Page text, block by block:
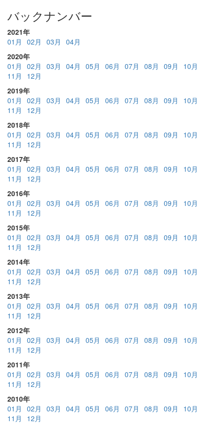
バックナンバー
2021年
01月
02月 03月
04月
2020年
01月
02月 03月 04月 05月 06月 07月 08月 09月
10月
11月
12月
2019年
01月
02月 03月 04月 05月 06月 07月 08月 09月
10月
11月
12月
2018年
01月
02月 03月 04月 05月 06月 07月 08月 09月
10月
11月
12月
2017年
01月
02月 03月 04月 05月 06月 07月 08月 09月
10月
11月
12月
2016年
01月
02月 03月 04月 05月 06月 07月 08月 09月
10月
11月
12月
2015年
01月
02月 03月 04月 05月 06月 07月 08月 09月
10月
11月
12月
2014年
01月
02月 03月 04月 05月 06月 07月 08月 09月
10月
11月
12月
2013年
01月
02月 03月 04月 05月 06月 07月 08月 09月
10月
11月
12月
2012年
01月
02月 03月 04月 05月 06月 07月 08月 09月
10月
11月
12月
2011年
01月
02月 03月 04月 05月 06月 07月 08月 09月
10月
11月
12月
2010年
01月
02月 03月 04月 05月 06月 07月 08月 09月
10月
11月
12月